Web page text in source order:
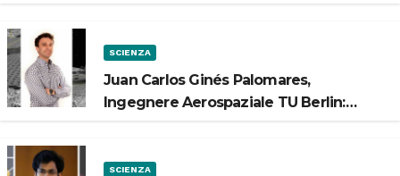
SCIENZA
Juan Carlos Ginés Palomares,
Ingegnere Aerospaziale TU Berlin:
SCIENZA